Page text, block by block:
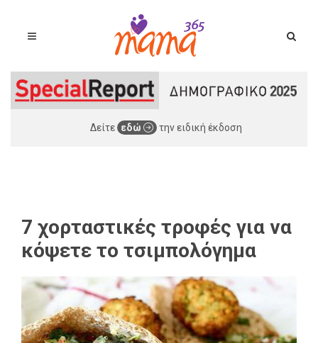
Δείτε εδώ την ειδική έκδοση
7 χορταστικές τροφές για να
κόψετε το τσιμπολόγημα